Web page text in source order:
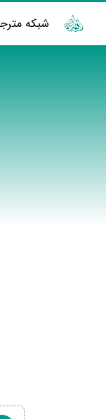
شبکه